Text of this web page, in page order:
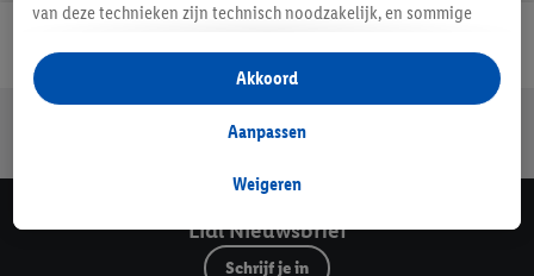
Veilig winkelen
Lidl Nieuwsbrief
Schrijf je in
van deze technieken zijn technisch noodzakelijk, en sommige
opslaan van voorkeursinstellingen, het verzamelen en
analyseren van statistieken of voor het tonen van
gepersonaliseerde reclame binnen en buiten de Lidl-diensten.
gegevens over jouw aankoopgedrag in de winkel ook voor de
Als je hier toestemming geeft aan ons voor het personaliseren
van reclame en als je vervolgens een Lidl Plus-account
Weigeren
Aanpassen
Akkoord